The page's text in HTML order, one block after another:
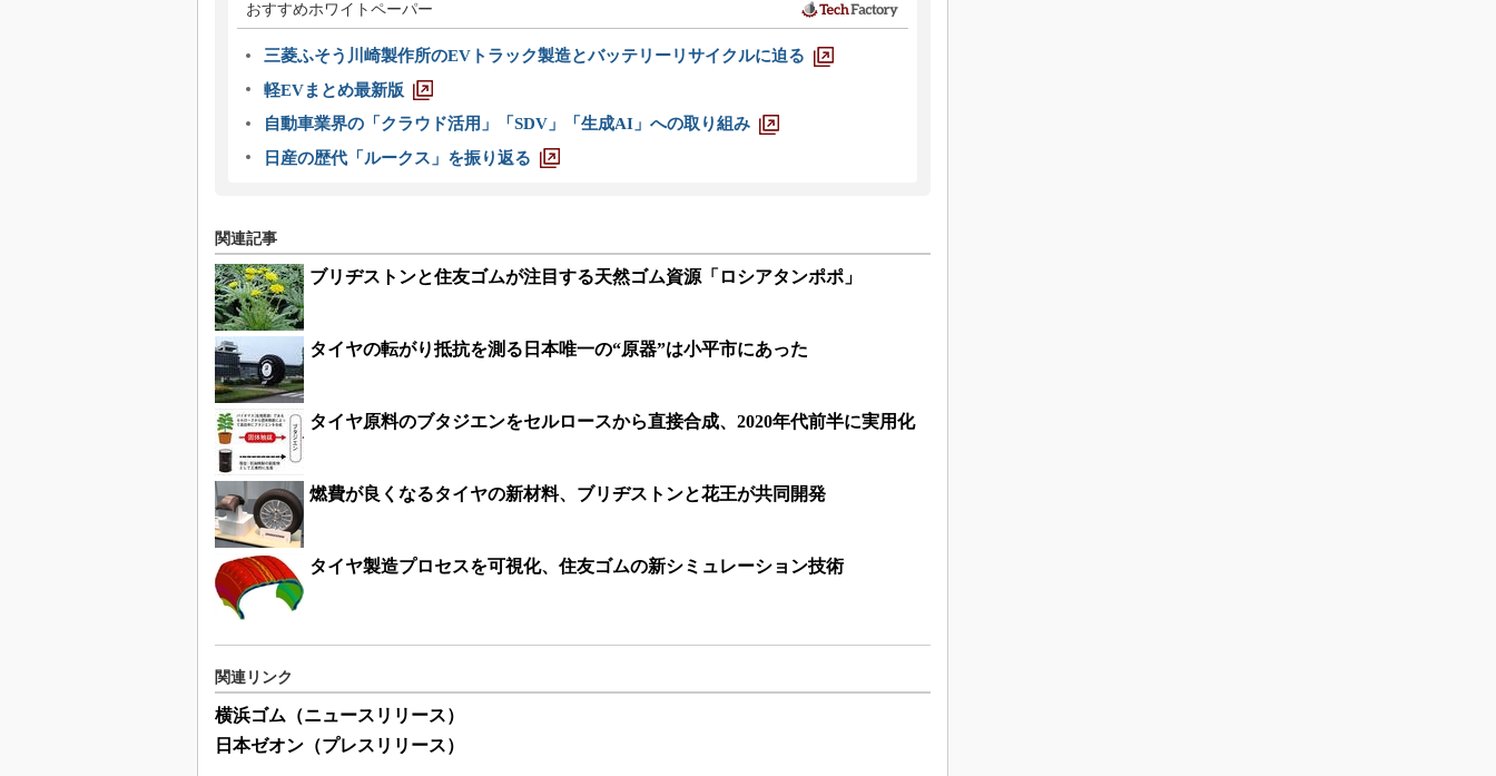
おすすめホワイトペーパー
三菱ふそう川崎製作所のEVトラック製造とバッテリーリサイクルに迫る
軽EVまとめ最新版
自動車業界の「クラウド活用」「SDV」「生成AI」への取り組み
日産の歴代「ルークス」を振り返る
関連記事
ブリヂストンと住友ゴムが注目する天然ゴム資源「ロシアタンポポ」
タイヤの転がり抵抗を測る日本唯一の“原器”は小平市にあった
タイヤ原料のブタジエンをセルロースから直接合成、2020年代前半に実用化
燃費が良くなるタイヤの新材料、ブリヂストンと花王が共同開発
タイヤ製造プロセスを可視化、住友ゴムの新シミュレーション技術
関連リンク
横浜ゴム（ニュースリリース）
日本ゼオン（プレスリリース）